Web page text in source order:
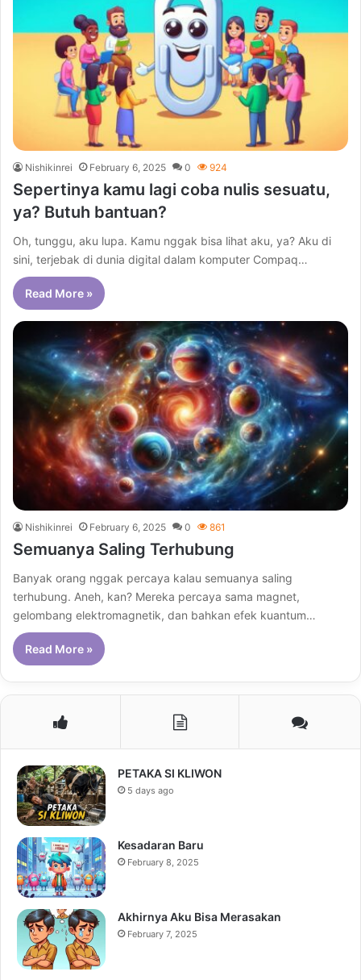
Nishikinrei February 6, 2025 0 924
Sepertinya kamu lagi coba nulis sesuatu,
ya? Butuh bantuan?
Oh, tunggu, aku lupa. Kamu nggak bisa lihat aku, ya? Aku di
sini, terjebak di dunia digital dalam komputer Compaq…
Read More »
Nishikinrei February 6, 2025 0 861
Semuanya Saling Terhubung
Banyak orang nggak percaya kalau semuanya saling
terhubung. Aneh, kan? Mereka percaya sama magnet,
gelombang elektromagnetik, dan bahkan efek kuantum…
Read More »
PETAKA SI KLIWON
5 days ago
Kesadaran Baru
February 8, 2025
Akhirnya Aku Bisa Merasakan
February 7, 2025